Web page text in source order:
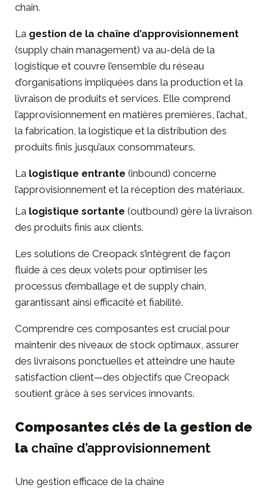
chain.
La gestion de la chaîne d’approvisionnement
(supply chain management) va au-delà de la
logistique et couvre l’ensemble du réseau
d’organisations impliquées dans la production et la
livraison de produits et services. Elle comprend
l’approvisionnement en matières premières, l’achat,
la fabrication, la logistique et la distribution des
produits finis jusqu’aux consommateurs.
La logistique entrante (inbound) concerne
l’approvisionnement et la réception des matériaux.
La logistique sortante (outbound) gère la livraison
des produits finis aux clients.
Les solutions de Creopack s’intègrent de façon
fluide à ces deux volets pour optimiser les
processus d’emballage et de supply chain,
garantissant ainsi efficacité et fiabilité.
Comprendre ces composantes est crucial pour
maintenir des niveaux de stock optimaux, assurer
des livraisons ponctuelles et atteindre une haute
satisfaction client—des objectifs que Creopack
soutient grâce à ses services innovants.
Composantes clés de la gestion de
la chaîne d’approvisionnement
Une gestion efficace de la chaîne